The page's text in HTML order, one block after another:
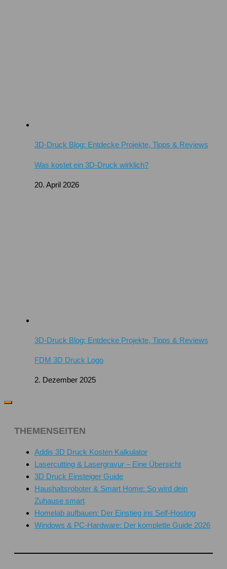
3D-Druck Blog: Entdecke Projekte, Tipps & Reviews
Was kostet ein 3D-Druck wirklich?
20. April 2026
3D-Druck Blog: Entdecke Projekte, Tipps & Reviews
FDM 3D Druck Logo
2. Dezember 2025
THEMENSEITEN
Addis 3D Druck Kosten Kalkulator
Lasercutting & Lasergravur – Eine Übersicht
3D Druck Einsteiger Guide
Haushaltsroboter & Smart Home: So wird dein
Zuhause smart
Homelab aufbauen: Der Einstieg ins Self-Hosting
Windows & PC-Hardware: Der komplette Guide 2026